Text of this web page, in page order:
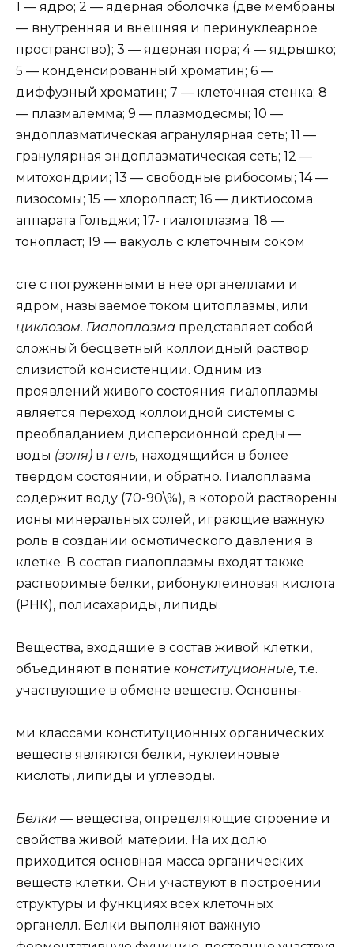
1 — ядро; 2 — ядерная оболочка (две мембраны
— внутренняя и внешняя и перинуклеарное
пространство); 3 — ядерная пора; 4 — ядрышко;
5 — конденсированный хроматин; 6 —
диффузный хроматин; 7 — клеточная стенка; 8
— плазмалемма; 9 — плазмодесмы; 10 —
эндоплазматическая агранулярная сеть; 11 —
гранулярная эндоплазматическая сеть; 12 —
митохондрии; 13 — свободные рибосомы; 14 —
лизосомы; 15 — хлоропласт; 16 — диктиосома
аппарата Гольджи; 17- гиалоплазма; 18 —
тонопласт; 19 — вакуоль с клеточным соком
сте с погруженными в нее органеллами и
ядром, называемое током цитоплазмы, или
циклозом. Гиалоплазма представляет собой
сложный бесцветный коллоидный раствор
слизистой консистенции. Одним из
проявлений живого состояния гиалоплазмы
является переход коллоидной системы с
преобладанием дисперсионной среды —
воды (золя) в гель, находящийся в более
твердом состоянии, и обратно. Гиалоплазма
содержит воду (70-90\%), в которой растворены
ионы минеральных солей, играющие важную
роль в создании осмотического давления в
клетке. В состав гиалоплазмы входят также
растворимые белки, рибонуклеиновая кислота
(РНК), полисахариды, липиды.
Вещества, входящие в состав живой клетки,
объединяют в понятие конституционные,т.е.
участвующие в обмене веществ. Основны-
ми классами конституционных органических
веществ являются белки, нуклеиновые
кислоты, липиды и углеводы.
Белки — вещества, определяющие строение и
свойства живой материи. На их долю
приходится основная масса органических
веществ клетки. Они участвуют в построении
структуры и функциях всех клеточных
органелл. Белки выполняют важную